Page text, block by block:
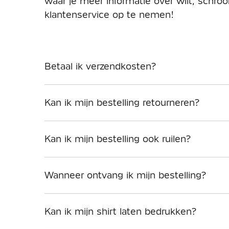
klantenservice op te nemen!
Betaal ik verzendkosten?
Kan ik mijn bestelling retourneren?
Kan ik mijn bestelling ook ruilen?
Wanneer ontvang ik mijn bestelling?
Kan ik mijn shirt laten bedrukken?